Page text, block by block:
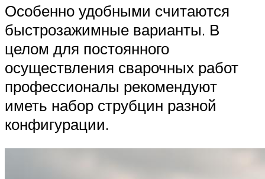
Особенно удобными считаются
быстрозажимные варианты. В
целом для постоянного
осуществления сварочных работ
профессионалы рекомендуют
иметь набор струбцин разной
конфигурации.